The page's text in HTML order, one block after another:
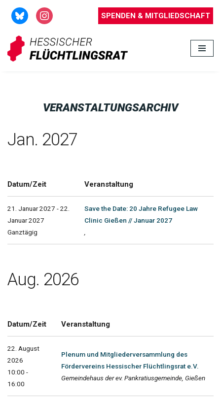
Zum
Inhalt
springen
SPENDEN & MITGLIEDSCHAFT
VERANSTALTUNGSARCHIV
Jan. 2027
Datum/Zeit Veranstaltung
21. Januar 2027 - 22.
Januar 2027
Ganztägig
Save the Date: 20 Jahre Refugee Law
Clinic Gießen // Januar 2027
Aug. 2026
Datum/Zeit Veranstaltung
22. August
2026
10:00 -
16:00
Plenum und Mitgliederversammlung des
Fördervereins Hessischer Flüchtlingsrat e.V.
Gemeindehaus der ev. Pankratiusgemeinde, Gießen